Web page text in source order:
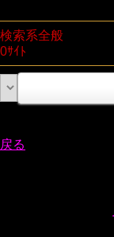
検索系全般
0ｻｲﾄ
戻る